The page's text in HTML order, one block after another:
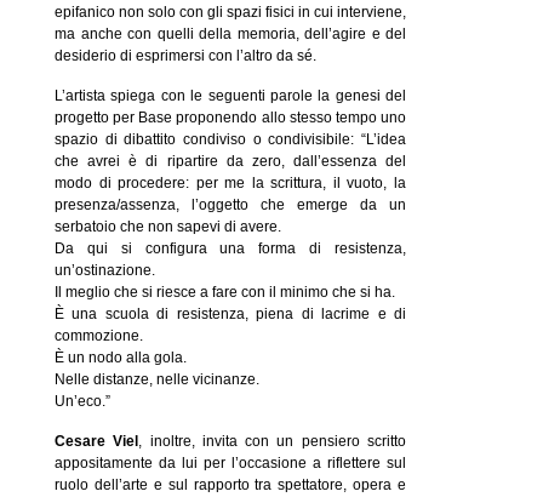
epifanico non solo con gli spazi fisici in cui interviene,
ma anche con quelli della memoria, dell’agire e del
desiderio di esprimersi con l’altro da sé.
L’artista spiega con le seguenti parole la genesi del
progetto per Base proponendo allo stesso tempo uno
spazio di dibattito condiviso o condivisibile: “L’idea
che avrei è di ripartire da zero, dall’essenza del
modo di procedere: per me la scrittura, il vuoto, la
presenza/assenza, l’oggetto che emerge da un
serbatoio che non sapevi di avere.
Da qui si configura una forma di resistenza,
un’ostinazione.
Il meglio che si riesce a fare con il minimo che si ha.
È una scuola di resistenza, piena di lacrime e di
commozione.
È un nodo alla gola.
Nelle distanze, nelle vicinanze.
Un’eco.”
Cesare Viel , inoltre, invita con un pensiero scritto
appositamente da lui per l’occasione a riflettere sul
ruolo dell’arte e sul rapporto tra spettatore, opera e